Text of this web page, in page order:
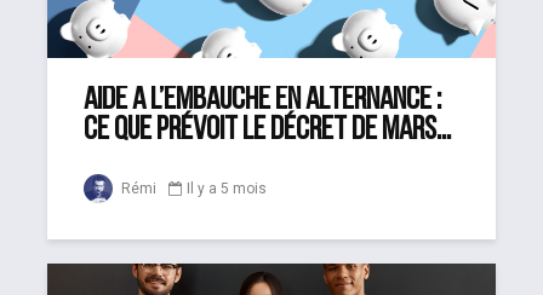
Aide à l’embauche en alternance :
ce que prévoit le décret de mars...
Rémi Il y a 5 mois